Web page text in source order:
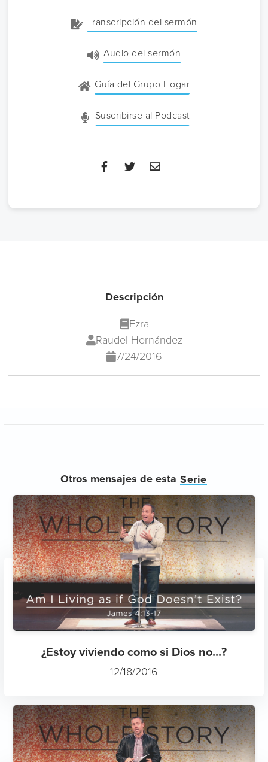
Transcripción del sermón
Audio del sermón
Guía del Grupo Hogar
Suscribirse al Podcast
Descripción
Ezra
Raudel Hernández
7/24/2016
Otros mensajes de esta Serie
¿Estoy viviendo como si Dios no...?
12/18/2016